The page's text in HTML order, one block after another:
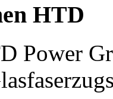
HTD
Power